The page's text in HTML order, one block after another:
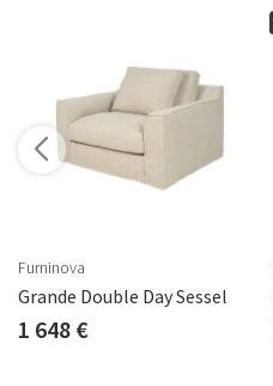
Furninova
Grande Double Day Sessel
1 648 €